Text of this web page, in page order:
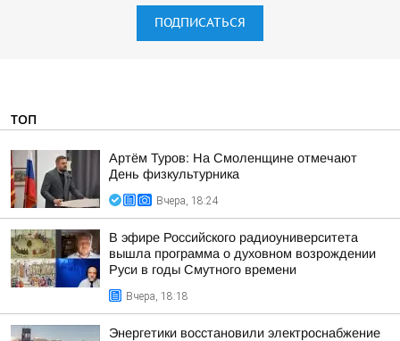
ПОДПИСАТЬСЯ
ТОП
Артём Туров: На Смоленщине отмечают
День физкультурника
Вчера, 18:24
В эфире Российского радиоуниверситета
вышла программа о духовном возрождении
Руси в годы Смутного времени
Вчера, 18:18
Энергетики восстановили электроснабжение